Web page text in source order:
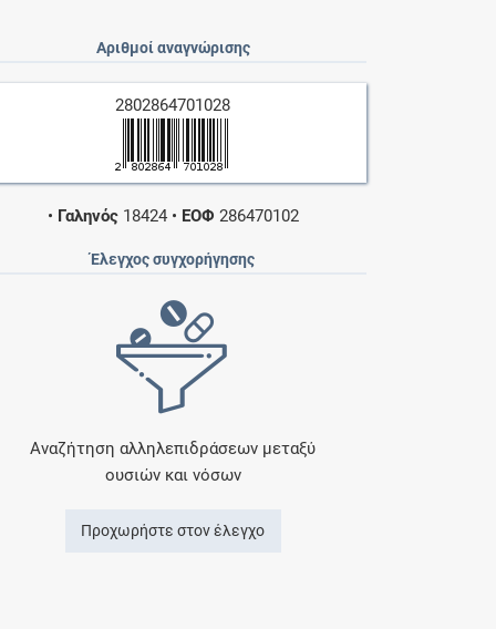
Αριθμοί αναγνώρισης
2802864701028
• Γαληνός18424 • ΕΟΦ 286470102
Έλεγχος συγχορήγησης
Αναζήτηση αλληλεπιδράσεων μεταξύ
ουσιών και νόσων
Προχωρήστε στον έλεγχο